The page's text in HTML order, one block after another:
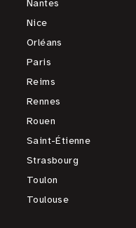
Nantes
Nice
Orléans
Paris
Reims
Rennes
Rouen
Saint-Étienne
Strasbourg
Toulon
Toulouse